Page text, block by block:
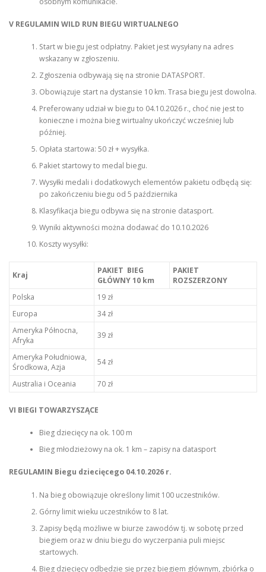
V REGULAMIN WILD RUN BIEGU WIRTUALNEGO
Start w biegu jest odpłatny. Pakiet jest wysyłany na adres
wskazany w zgłoszeniu.
Zgłoszenia odbywają się na stronie DATASPORT.
Obowiązuje start na dystansie 10 km. Trasa biegu jest dowolna.
Preferowany udział w biegu to 04.10.2026 r., choć nie jest to
konieczne i można bieg wirtualny ukończyć wcześniej lub
później.
Opłata startowa: 50 zł + wysyłka.
Pakiet startowy to medal biegu.
Wysyłki medali i dodatkowych elementów pakietu odbędą się:
po zakończeniu biegu od 5 października
Klasyfikacja biegu odbywa się na stronie datasport.
Wyniki aktywności można dodawać do 10.10.2026
Koszty wysyłki:
Kraj
PAKIET BIEG
GŁÓWNY 10 km
PAKIET
ROZSZERZONY
Polska
19 zł
Europa
34 zł
Ameryka Północna,
Afryka
39 zł
Ameryka Południowa,
Środkowa, Azja
54 zł
Australia i Oceania 70 zł
VI BIEGI TOWARZYSZĄCE
Bieg dziecięcy na ok. 100 m
Bieg młodzieżowy na ok. 1 km – zapisy na datasport
REGULAMIN Biegu dziecięcego 04.10.2026 r.
Na bieg obowiązuje określony limit 100 uczestników.
Górny limit wieku uczestników to 8 lat.
Zapisy będą możliwe w biurze zawodów tj. w sobotę przed
biegiem oraz w dniu biegu do wyczerpania puli miejsc
startowych.
Bieg dziecięcy odbędzie się przez biegiem głównym, zbiórka o